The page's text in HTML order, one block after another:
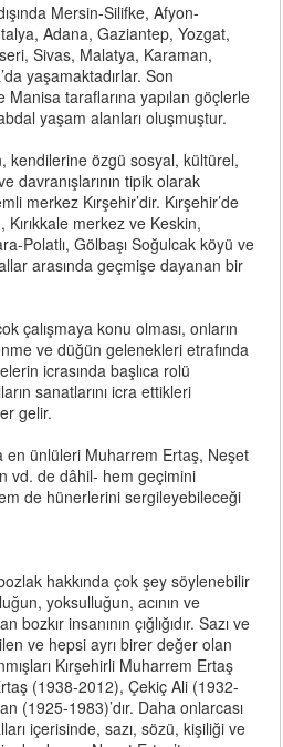
Mersin-Silifke, Afyon-
Adana, Gaziantep, Yozgat,
Sivas, Malatya, Karaman,
yaşamaktadırlar. Son
Manisa taraflarına yapılan göçlerle
yaşam alanları oluşmuştur.
kendilerine özgü sosyal, kültürel,
davranışlarının tipik olarak
merkez Kırşehir’dir. Kırşehir’de
merkez ve Keskin,
Polatlı, Gölbaşı Soğulcak köyü ve
arasında geçmişe dayanan bir
çalışmaya konu olması, onların
ve düğün gelenekleri etrafında
icrasında başlıca rolü
sanatlarını icra ettikleri
gelir.
en ünlüleri Muharrem Ertaş, Neşet
vd. de dâhil- hem geçimini
de hünerlerini sergileyebileceği
hakkında çok şey söylenebilir
yoksulluğun, acının ve
insanının çığlığıdır. Sazı ve
ve hepsi ayrı birer değer olan
Kırşehirli Muharrem Ertaş
(1938-2012), Çekiç Ali (1932-
(1925-1983)’dır. Daha onlarcası
içerisinde, sazı, sözü, kişiliği ve